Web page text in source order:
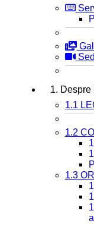
1. Despre
1.1
1.2
1.3